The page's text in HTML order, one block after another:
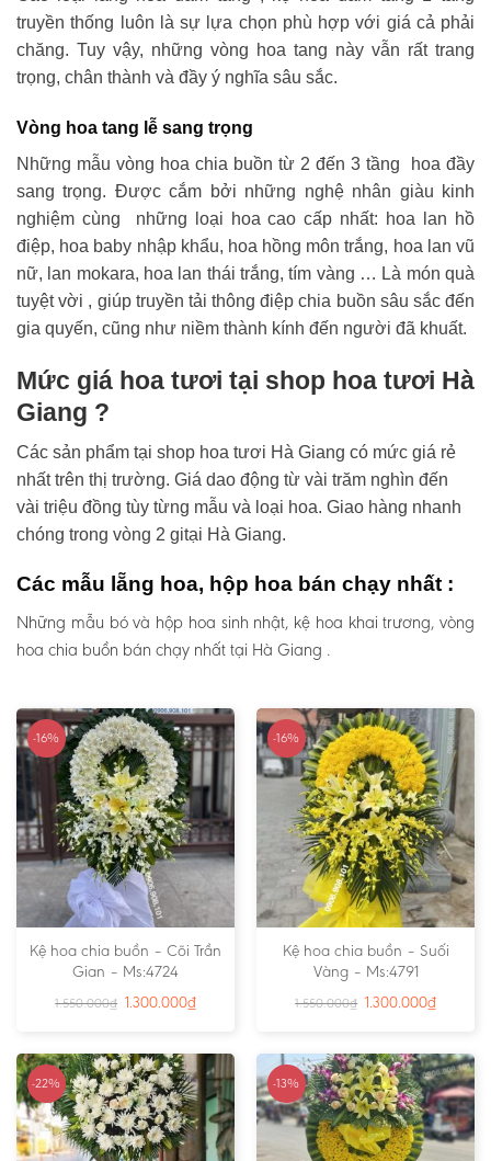
truyền thống luôn là sự lựa chọn phù hợp với giá cả phải
chăng. Tuy vậy, những vòng hoa tang này vẫn rất trang
trọng, chân thành và đầy ý nghĩa sâu sắc.
Vòng hoa tang lễ sang trọng
Những mẫu vòng hoa chia buồn từ 2 đến 3 tầng hoa đầy
sang trọng. Được cắm bởi những nghệ nhân giàu kinh
nghiệm cùng những loại hoa cao cấp nhất: hoa lan hồ
điệp, hoa baby nhập khẩu, hoa hồng môn trắng, hoa lan vũ
nữ, lan mokara, hoa lan thái trắng, tím vàng … Là món quà
tuyệt vời , giúp truyền tải thông điệp chia buồn sâu sắc đến
gia quyến, cũng như niềm thành kính đến người đã khuất.
Mức giá hoa tươi tại shop hoa tươi Hà
Giang ?
Các sản phẩm tại shop hoa tươi Hà Giang có mức giá rẻ
nhất trên thị trường. Giá dao động từ vài trăm nghìn đến
vài triệu đồng tùy từng mẫu và loại hoa. Giao hàng nhanh
chóng trong vòng 2 gitại Hà Giang.
Các mẫu lẵng hoa, hộp hoa bán chạy nhất :
Những mẫu bó và hộp hoa sinh nhật, kệ hoa khai trương, vòng
hoa chia buồn bán chạy nhất tại Hà Giang .
-16%
Kệ hoa chia buồn – Cõi Trần
Gian – Ms:4724
1.550.000₫ 1.300.000₫
-16%
Kệ hoa chia buồn – Suối
Vàng – Ms:4791
1.550.000₫ 1.300.000₫
-22% -13%